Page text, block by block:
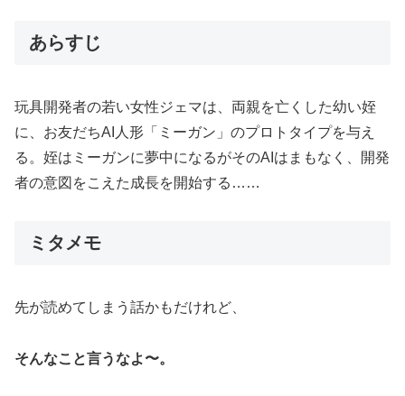
あらすじ
玩具開発者の若い女性ジェマは、両親を亡くした幼い姪
に、お友だちAI人形「ミーガン」のプロトタイプを与え
る。姪はミーガンに夢中になるがそのAIはまもなく、開発
者の意図をこえた成長を開始する……
ミタメモ
先が読めてしまう話かもだけれど、
そんなこと言うなよ〜。